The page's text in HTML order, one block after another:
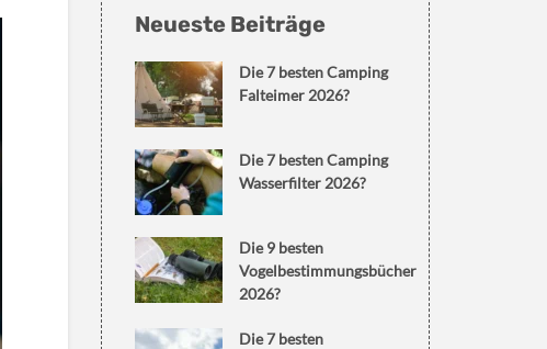
Neueste Beiträge
Die 7 besten Camping
Falteimer 2026?
Die 7 besten Camping
Wasserfilter 2026?
Die 9 besten
Vogelbestimmungsbücher
2026?
Die 7 besten